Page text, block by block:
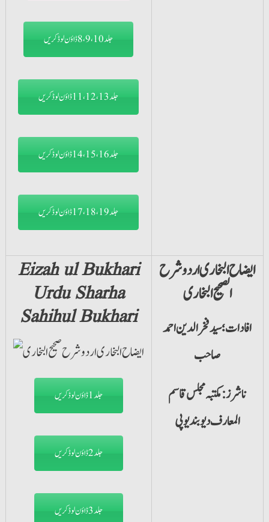
جلد8،9،10 ڈاؤن لوڈ کریں
جلد11،12،13 ڈاؤن لوڈ کریں
جلد14،15،16 ڈاؤن لوڈ کریں
جلد17،18،19 ڈاؤن لوڈ کریں
Eizah ul Bukhari
Urdu Sharha
Sahihul Bukhari
جلد1 ڈاؤن لوڈ کریں
جلد2 ڈاؤن لوڈ کریں
جلد3 ڈاؤن لوڈ کریں
ایضاح البخاری اردو شرح
الصحیح البخاری
افادات؛ سید فخر الدین احمد
صاحب
ناشرز: مکتبہ مجلس قاسم
المعارف دیوبند یوپی